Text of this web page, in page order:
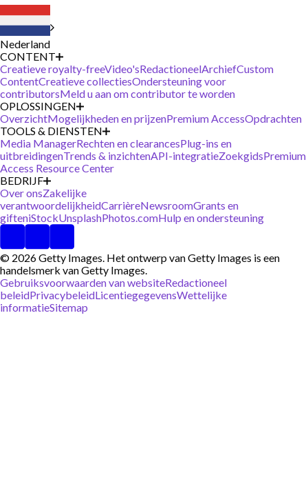
Nederland
CONTENT
Creatieve royalty-freeVideo'sRedactioneelArchiefCustom
ContentCreatieve collectiesOndersteuning voor
contributorsMeld u aan om contributor te worden
OPLOSSINGEN
OverzichtMogelijkheden en prijzenPremium AccessOpdrachten
TOOLS & DIENSTEN
Media ManagerRechten en clearancesPlug-ins en
uitbreidingenTrends & inzichtenAPI-integratieZoekgidsPremium
Access Resource Center
BEDRIJF
Over onsZakelijke
verantwoordelijkheidCarrièreNewsroomGrants en
gifteniStockUnsplashPhotos.comHulp en ondersteuning
© 2026 Getty Images. Het ontwerp van Getty Images is een
handelsmerk van Getty Images.
Gebruiksvoorwaarden van websiteRedactioneel
beleidPrivacybeleidLicentiegegevensWettelijke
informatieSitemap